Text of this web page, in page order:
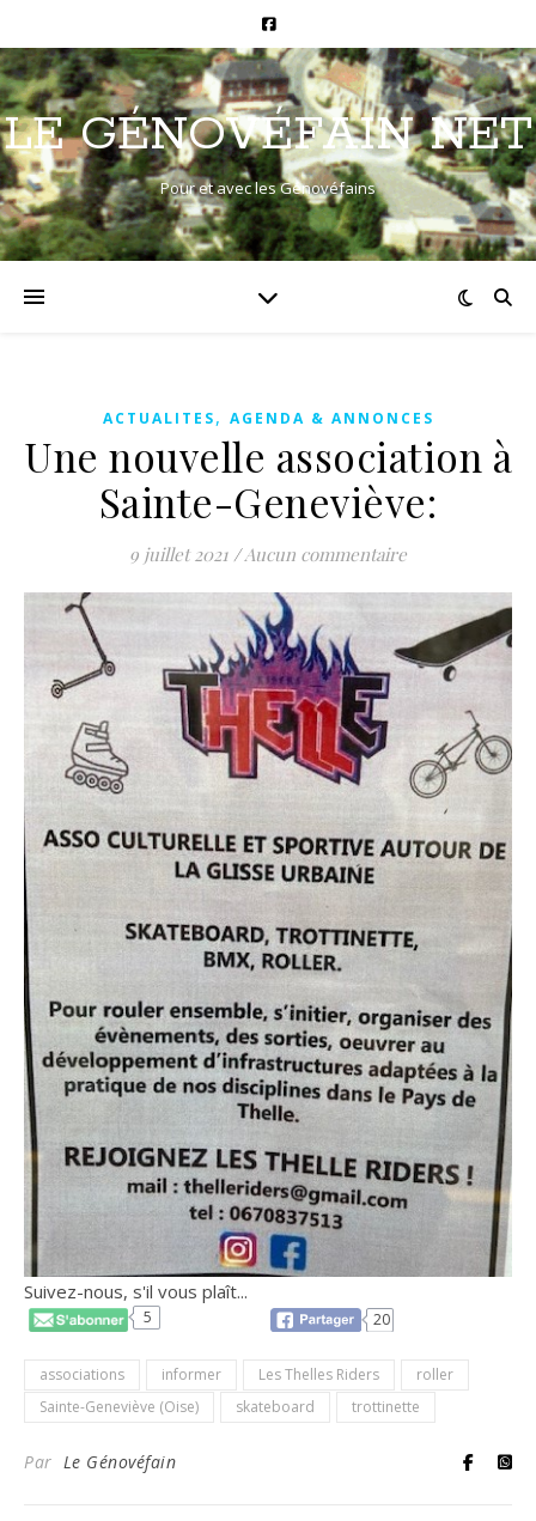
LE GÉNOVÉFAIN NET
Pour et avec les Génovéfains
ACTUALITES, AGENDA & ANNONCES
Une nouvelle association à
Sainte-Geneviève:
9 juillet 2021 /Aucun commentaire
Suivez-nous, s'il vous plaît...
5 20
associations informer Les Thelles Riders
roller
Sainte-Geneviève (Oise)
skateboard trottinette
Par Le Génovéfain